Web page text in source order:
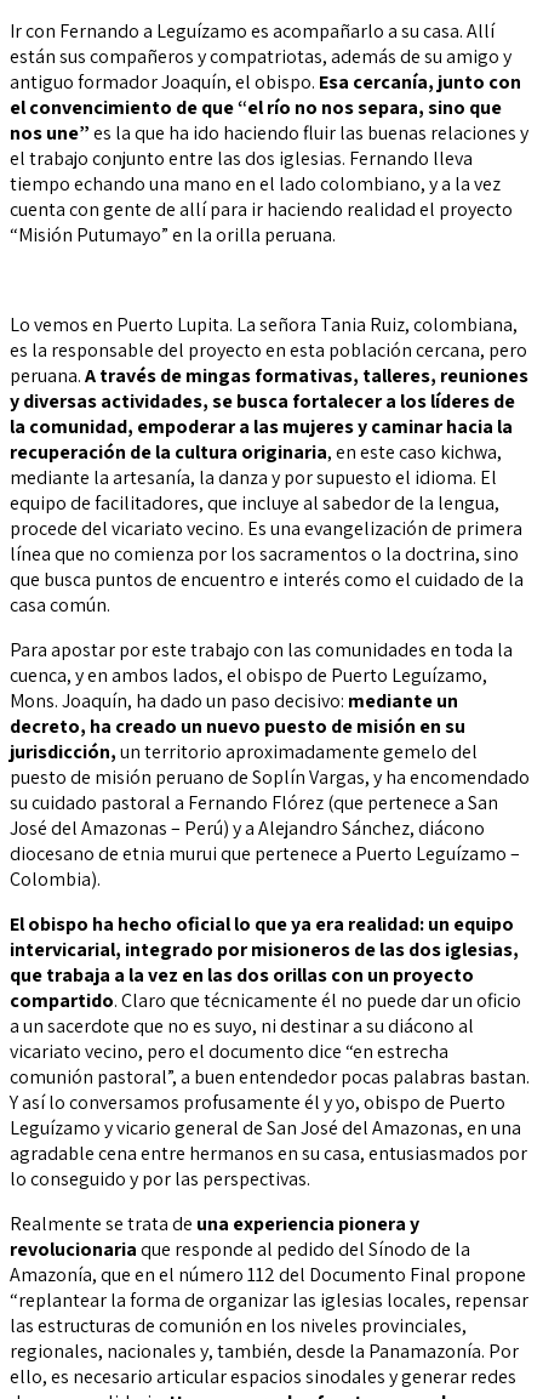
Ir con Fernando a Leguízamo es acompañarlo a su casa. Allí
están sus compañeros y compatriotas, además de su amigo y
antiguo formador Joaquín, el obispo. Esa cercanía, junto con
el convencimiento de que “el río no nos separa, sino que
nos une”es la que ha ido haciendo fluir las buenas relaciones y
el trabajo conjunto entre las dos iglesias. Fernando lleva
tiempo echando una mano en el lado colombiano, y a la vez
cuenta con gente de allí para ir haciendo realidad el proyecto
“Misión Putumayo” en la orilla peruana.
Lo vemos en Puerto Lupita. La señora Tania Ruiz, colombiana,
es la responsable del proyecto en esta población cercana, pero
peruana.A través de mingas formativas, talleres, reuniones
y diversas actividades, se busca fortalecer a los líderes de
la comunidad, empoderar a las mujeres y caminar hacia la
recuperación de la cultura originaria, en este caso kichwa,
mediante la artesanía, la danza y por supuesto el idioma. El
equipo de facilitadores, que incluye al sabedor de la lengua,
procede del vicariato vecino. Es una evangelización de primera
línea que no comienza por los sacramentos o la doctrina, sino
que busca puntos de encuentro e interés como el cuidado de la
casa común.
Para apostar por este trabajo con las comunidades en toda la
cuenca, y en ambos lados, el obispo de Puerto Leguízamo,
Mons. Joaquín, ha dado un paso decisivo: mediante un
decreto, ha creado un nuevo puesto de misión en su
jurisdicción,un territorio aproximadamente gemelo del
puesto de misión peruano de Soplín Vargas, y ha encomendado
su cuidado pastoral a Fernando Flórez (que pertenece a San
José del Amazonas – Perú) y a Alejandro Sánchez, diácono
diocesano de etnia murui que pertenece a Puerto Leguízamo –
Colombia).
El obispo ha hecho oficial lo que ya era realidad: un equipo
intervicarial, integrado por misioneros de las dos iglesias,
que trabaja a la vez en las dos orillas con un proyecto
compartido. Claro que técnicamente él no puede dar un oficio
a un sacerdote que no es suyo, ni destinar a su diácono al
vicariato vecino, pero el documento dice “en estrecha
comunión pastoral”, a buen entendedor pocas palabras bastan.
Y así lo conversamos profusamente él y yo, obispo de Puerto
Leguízamo y vicario general de San José del Amazonas, en una
agradable cena entre hermanos en su casa, entusiasmados por
lo conseguido y por las perspectivas.
Realmente se trata de una experiencia pionera y
revolucionariaque responde al pedido del Sínodo de la
Amazonía, que en el número 112 del Documento Final propone
“replantear la forma de organizar las iglesias locales, repensar
las estructuras de comunión en los niveles provinciales,
regionales, nacionales y, también, desde la Panamazonía. Por
ello, es necesario articular espacios sinodales y generar redes